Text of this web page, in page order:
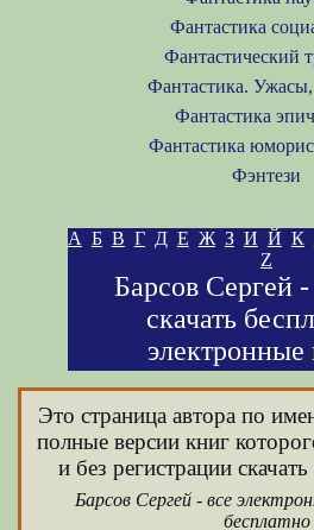
Фантастика
Фантастический
Фантастика.
Фантастика
Фантастика
Фэнтези
А Б В Г Д Е Ж З И Й К
Z
Барсов Сергей -
скачать
электронные
Это страница автора по
полные версии книг
и без регистрации
Барсов Сергей - все
бесплатно